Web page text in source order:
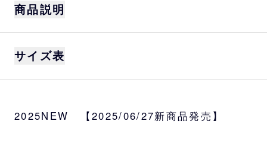
商品説明
インされたTシャツ。
90、110、130
サイズ表
90 31 25 11.5
2025NEW 【2025/06/27新商品発売】